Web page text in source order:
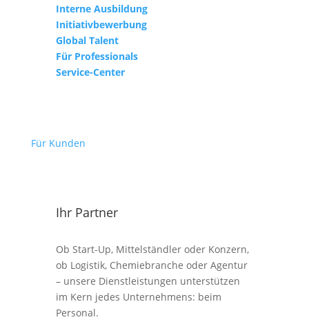
Interne Ausbildung
Initiativbewerbung
Global Talent
Für Professionals
Service-Center
Für Kunden
Ihr Partner
Ob Start-Up, Mittelständler oder Konzern,
ob Logistik, Chemiebranche oder Agentur
– unsere Dienstleistungen unterstützen
im Kern jedes Unternehmens: beim
Personal.